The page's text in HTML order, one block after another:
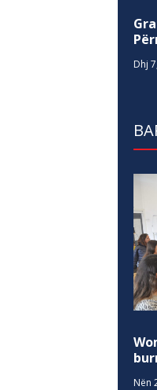
Dhj
Nën